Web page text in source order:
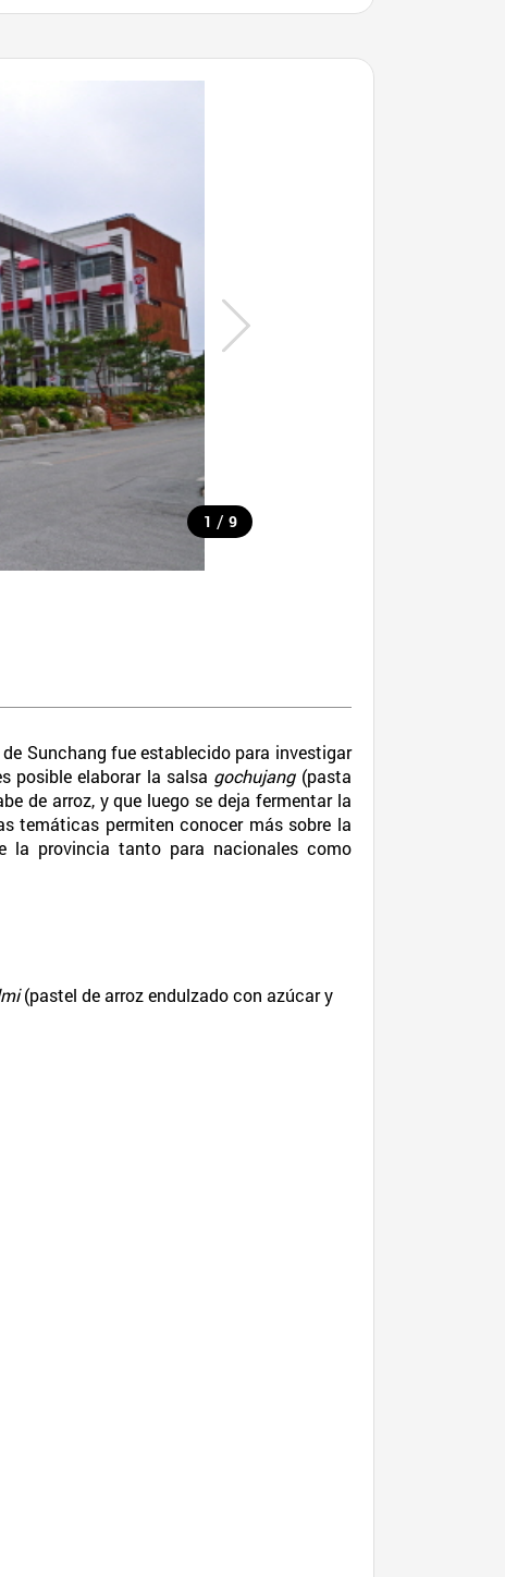
1 / 9
Sunchang fue establecido para investigar
posible elaborar la salsa gochujang (pasta
de arroz, y que luego se deja fermentar la
temáticas permiten conocer más sobre la
la provincia tanto para nacionales como
(pastel de arroz endulzado con azúcar y